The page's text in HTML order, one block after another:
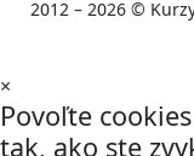
2012 – 2026 ©
×
Povoľte
tak, ako ste